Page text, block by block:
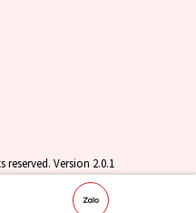
Version 2.0.1